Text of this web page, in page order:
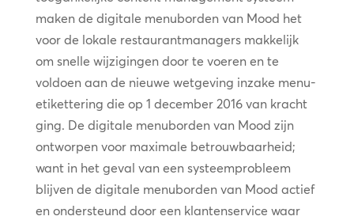
maken de digitale menuborden van Mood het
voor de lokale restaurantmanagers makkelijk
om snelle wijzigingen door te voeren en te
voldoen aan de nieuwe wetgeving inzake menu-
etikettering die op 1 december 2016 van kracht
ging. De digitale menuborden van Mood zijn
ontworpen voor maximale betrouwbaarheid;
want in het geval van een systeemprobleem
blijven de digitale menuborden van Mood actief
en ondersteund door een klantenservice waar